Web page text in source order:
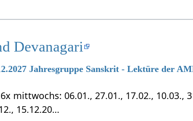
Devanagari
Jahresgruppe Sanskrit - Lektüre der
mittwochs: 06.01., 27.01., 17.02., 10.03.,
15.12.20…